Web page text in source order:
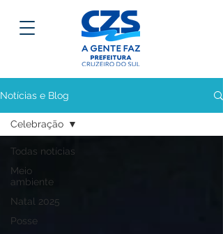
Notícias e Blog
Todas notícias
Meio
ambiente
Natal 2025
Posse
Celebração